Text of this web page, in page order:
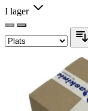
I lager